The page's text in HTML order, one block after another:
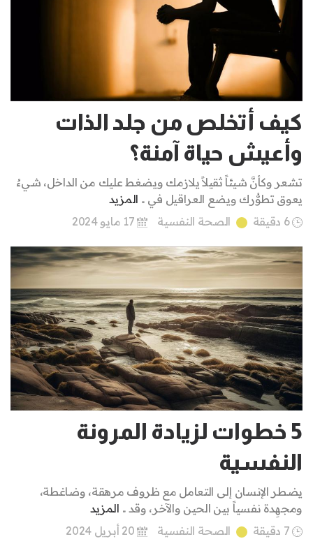
كيف أتخلص من جلد الذات
وأعيش حياة آمنة؟
تشعر وكأنَّ شيئاً ثقيلاً يلازمك ويضغط عليك من الداخل، شيءٌ
يعوق تطوُّرك ويضع العراقيل في .. المزيد
6 دقيقة
الصحة النفسية
5 خطوات لزيادة المرونة
النفسية
يضطر الإنسان إلى التعامل مع ظروف مرهقة، وضاغطة،
ومجهِدة نفسياً بين الحين والآخر، وقد .. المزيد
7 دقيقة
الصحة النفسية